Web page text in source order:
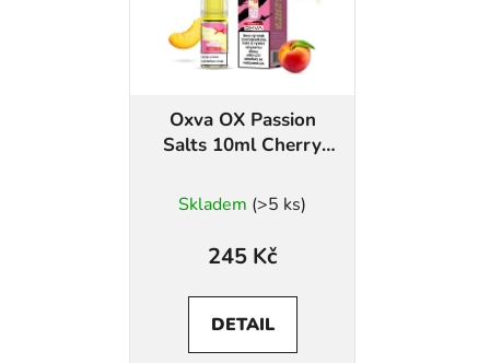
Oxva OX Passion
Salts 10ml Cherry
Skladem (>5 ks)
245 Kč
DETAIL